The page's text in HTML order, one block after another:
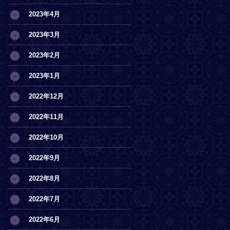
2023年4月
2023年3月
2023年2月
2023年1月
2022年12月
2022年11月
2022年10月
2022年9月
2022年8月
2022年7月
2022年6月